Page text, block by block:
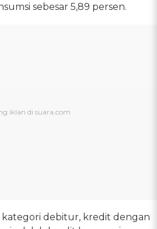
sebesar 5,89 persen.
debitur, kredit dengan